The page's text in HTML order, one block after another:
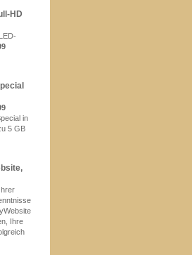
HD
in
5 GB
Ihre